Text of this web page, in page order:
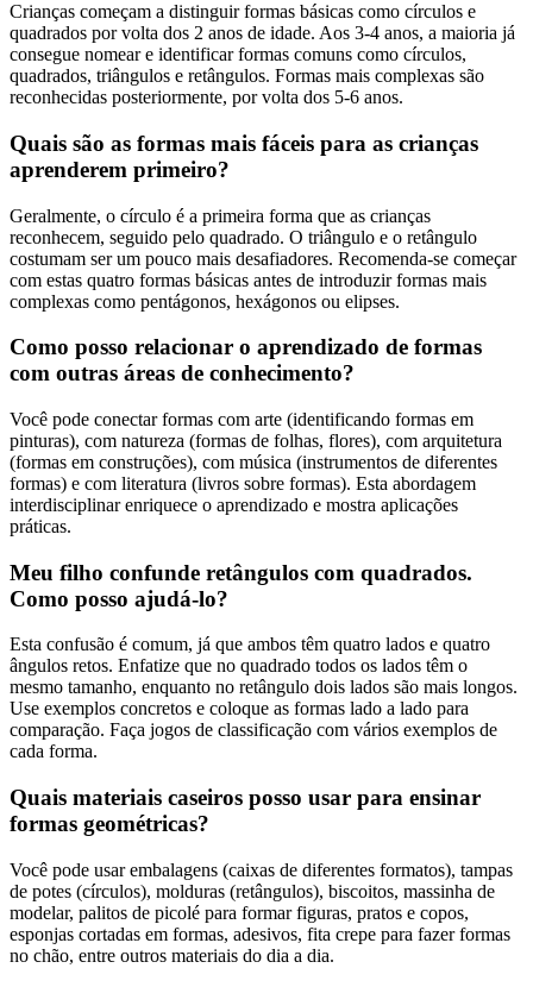
Crianças começam a distinguir formas básicas como círculos e
quadrados por volta dos 2 anos de idade. Aos 3-4 anos, a maioria já
consegue nomear e identificar formas comuns como círculos,
quadrados, triângulos e retângulos. Formas mais complexas são
reconhecidas posteriormente, por volta dos 5-6 anos.
Quais são as formas mais fáceis para as crianças
aprenderem primeiro?
Geralmente, o círculo é a primeira forma que as crianças
reconhecem, seguido pelo quadrado. O triângulo e o retângulo
costumam ser um pouco mais desafiadores. Recomenda-se começar
com estas quatro formas básicas antes de introduzir formas mais
complexas como pentágonos, hexágonos ou elipses.
Como posso relacionar o aprendizado de formas
com outras áreas de conhecimento?
Você pode conectar formas com arte (identificando formas em
pinturas), com natureza (formas de folhas, flores), com arquitetura
(formas em construções), com música (instrumentos de diferentes
formas) e com literatura (livros sobre formas). Esta abordagem
interdisciplinar enriquece o aprendizado e mostra aplicações
práticas.
Meu filho confunde retângulos com quadrados.
Como posso ajudá-lo?
Esta confusão é comum, já que ambos têm quatro lados e quatro
ângulos retos. Enfatize que no quadrado todos os lados têm o
mesmo tamanho, enquanto no retângulo dois lados são mais longos.
Use exemplos concretos e coloque as formas lado a lado para
comparação. Faça jogos de classificação com vários exemplos de
cada forma.
Quais materiais caseiros posso usar para ensinar
formas geométricas?
Você pode usar embalagens (caixas de diferentes formatos), tampas
de potes (círculos), molduras (retângulos), biscoitos, massinha de
modelar, palitos de picolé para formar figuras, pratos e copos,
esponjas cortadas em formas, adesivos, fita crepe para fazer formas
no chão, entre outros materiais do dia a dia.